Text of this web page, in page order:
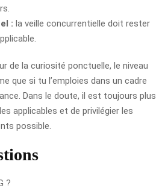
: la veille concurrentielle doit rester
de la curiosité ponctuelle, le niveau
que si tu l’emploies dans un cadre
Dans le doute, il est toujours plus
applicables et de privilégier les
possible.
?